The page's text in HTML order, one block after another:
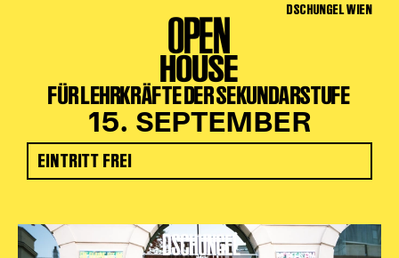
DSCHUNGEL WIEN
OPEN
HOUSE
FÜR LEHRKRÄFTE DER SEKUNDARSTUFE
15. SEPTEMBER
EINTRITT FREI